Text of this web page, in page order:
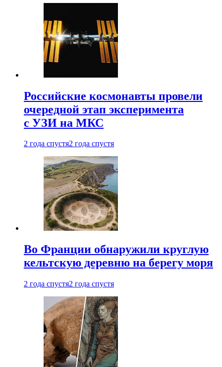
Российские космонавты провели
очередной этап эксперимента
с УЗИ на МКС
2 года спустя2 года спустя
Во Франции обнаружили круглую
кельтскую деревню на берегу моря
2 года спустя2 года спустя